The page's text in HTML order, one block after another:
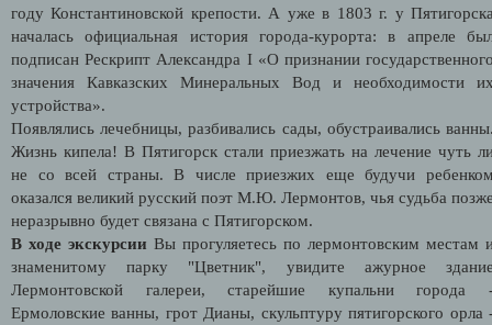
году Константиновской крепости. А уже в 1803 г. у
началась официальная история города-курорта: в апреле
подписан Рескрипт Александра I «О признании
значения Кавказских Минеральных Вод и необходимости
устройства».
Появлялись лечебницы, разбивались сады, обустраивались
Жизнь кипела! В Пятигорск стали приезжать на лечение чуть
не со всей страны. В числе приезжих еще будучи
оказался великий русский поэт М.Ю. Лермонтов, чья судьба
неразрывно будет связана с Пятигорском.
В ходе экскурсии Вы прогуляетесь по лермонтовским местам
знаменитому парку "Цветник", увидите ажурное
Лермонтовской галереи, старейшие купальни города
Ермоловские ванны, грот Дианы, скульптуру пятигорского орла